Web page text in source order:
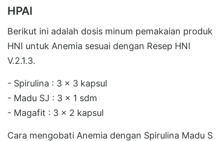
HPAI
Berikut ini adalah dosis minum pemakaian produk
HNI untuk Anemia sesuai dengan Resep HNI
V.2.1.3.
- Spirulina : 3 x 3 kapsul
- Madu SJ : 3 x 1 sdm
- Magafit : 3 x 2 kapsul
Cara mengobati Anemia dengan Spirulina Madu S